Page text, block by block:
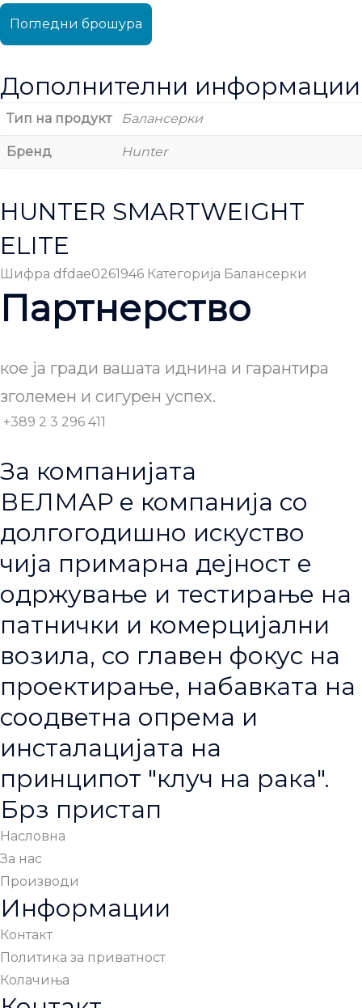
Погледни брошура
Дополнителни информации
Тип на продукт Балансерки
Бренд Hunter
HUNTER SMARTWEIGHT
ELITE
Шифра dfdae0261946 Категорија Балансерки
Партнерство
кое ја гради вашата иднина и гарантира
зголемен и сигурен успех.
+389 2 3 296 411
За компанијата
ВЕЛМАР е компанија со
долгогодишно искуство
чија примарна дејност е
одржување и тестирање на
патнички и комерцијални
возила, со главен фокус на
проектирање, набавката на
соодветна опрема и
инсталацијата на
принципот "клуч на рака".
Брз пристап
Насловна
За нас
Производи
Информации
Контакт
Политика за приватност
Колачиња